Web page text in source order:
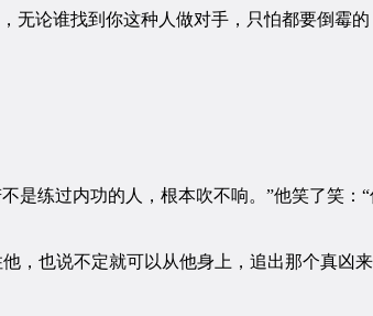
论谁找到你这种人做对手，只怕都要倒霉的
练过内功的人，根本吹不响。”他笑了笑：
，也说不定就可以从他身上，追出那个真凶